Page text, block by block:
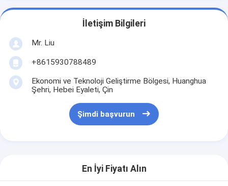
İletişim Bilgileri
Mr. Liu
+8615930788489
Ekonomi ve Teknoloji Geliştirme Bölgesi, Huanghua
Şehri, Hebei Eyaleti, Çin
Şimdi başvurun
En İyi Fiyatı Alın